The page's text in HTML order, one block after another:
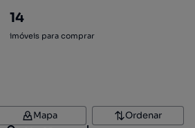
14
imóveis para comprar
Mapa Ordenar